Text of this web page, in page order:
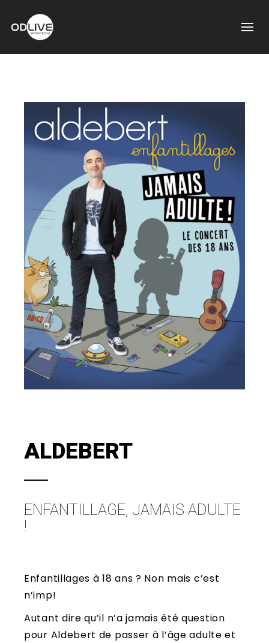
ALDEBERT
ENFANTILLAGE, JAMAIS ADULTE
!
Enfantillages à 18 ans ? Non mais c’est
n’imp!
Autant dire qu’il n’a jamais été question
pour Aldebert de passer à l’âge adulte et